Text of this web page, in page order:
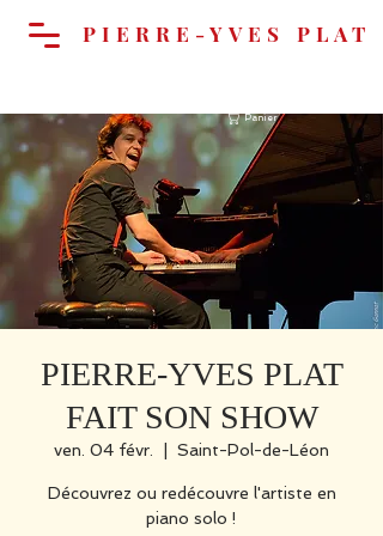
Panier
PIERRE-YVES PLAT
PIERRE-YVES PLAT
FAIT SON SHOW
ven. 04 févr. Saint-Pol-de-Léon
Découvrez ou redécouvre l'artiste en